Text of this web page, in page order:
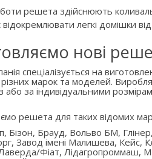
решета здійснюють
легкі домішки
нові
спеціалізується на
різних марок та моделей.
або за індивідуальними
решета для таких відомих
Бізон, Брауд, Вольво БМ,
Завод імені Малишева, Кейс,
Фіат, Лідагропроммаш,